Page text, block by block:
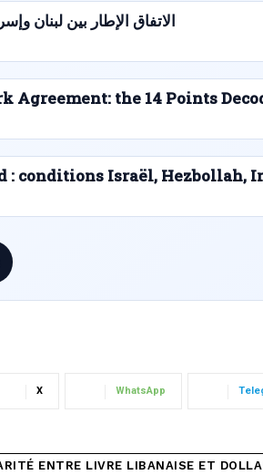
الاتفاق الإطار بين لبنان وإسرائيل:
Agreement: the 14 Points
: conditions Israël, Hezbollah,
X WhatsApp
ENTRE LIVRE LIBANAISE ET